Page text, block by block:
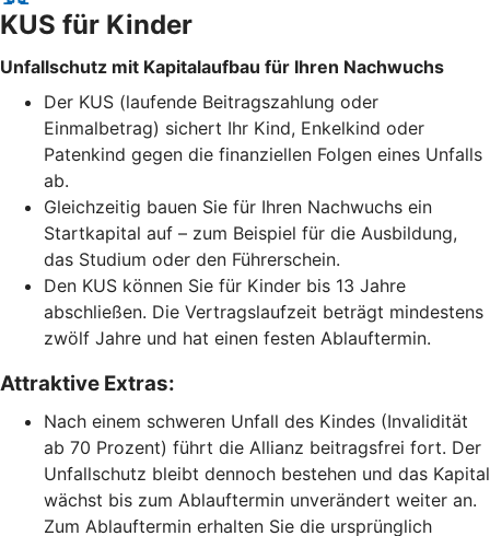
KUS für Kinder
Unfallschutz mit Kapitalaufbau für Ihren Nachwuchs
Der KUS (laufende Beitragszahlung oder
Einmalbetrag) sichert Ihr Kind, Enkelkind oder
Patenkind gegen die finanziellen Folgen eines Unfalls
ab.
Gleichzeitig bauen Sie für Ihren Nachwuchs ein
Startkapital auf – zum Beispiel für die Ausbildung,
das Studium oder den Führerschein.
Den KUS können Sie für Kinder bis 13 Jahre
abschließen. Die Vertragslaufzeit beträgt mindestens
zwölf Jahre und hat einen festen Ablauftermin.
Attraktive Extras:
Nach einem schweren Unfall des Kindes (Invalidität
ab 70 Prozent) führt die Allianz beitragsfrei fort. Der
Unfallschutz bleibt dennoch bestehen und das Kapital
wächst bis zum Ablauftermin unverändert weiter an.
Zum Ablauftermin erhalten Sie die ursprünglich